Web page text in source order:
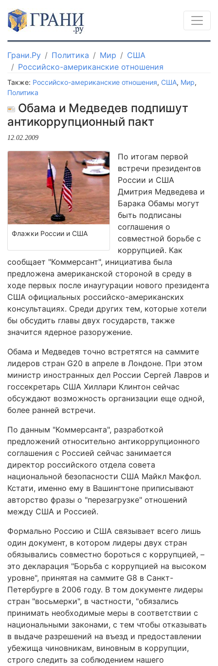
Грани.Ру Политика Мир
США
Российско-американские отношения
Также: Российско-американские отношения, США, Мир,
Политика
Обама и Медведев подпишут
антикоррупционный пакт
12.02.2009
Флажки России и США
По итогам первой
встречи президентов
России и США
Дмитрия Медведева и
Барака Обамы могут
быть подписаны
соглашения о
совместной борьбе с
коррупцией. Как
сообщает "Коммерсант", инициатива была
предложена американской стороной в среду в
ходе первых после инаугурации нового президента
США официальных российско-американских
консультациях. Среди других тем, которые хотели
бы обсудить главы двух государств, также
значится ядерное разоружение.
Обама и Медведев точно встретятся на саммите
лидеров стран G20 в апреле в Лондоне. При этом
министр иностранных дел России Сергей Лавров и
госсекретарь США Хиллари Клинтон сейчас
обсуждают возможность организации еще одной,
более ранней встречи.
По данным "Коммерсанта", разработкой
предложений относительно антикоррупционного
соглашения с Россией сейчас занимается
директор российского отдела совета
национальной безопасности США Майкл Макфол.
Кстати, именно ему в Вашингтоне приписывают
авторство фразы о "перезагрузке" отношений
между США и Россией.
Формально Россию и США связывает всего лишь
один документ, в котором лидеры двух стран
обязывались совместно бороться с коррупцией, –
это декларация "Борьба с коррупцией на высоком
уровне", принятая на саммите G8 в Санкт-
Петербурге в 2006 году. В том документе лидеры
стран "восьмерки", в частности, "обязались
принимать необходимые меры в соответствии с
национальными законами, с тем чтобы отказывать
в выдаче разрешений на въезд и предоставлении
убежища чиновникам, виновным в коррупции,
строго следить за соблюдением нашего